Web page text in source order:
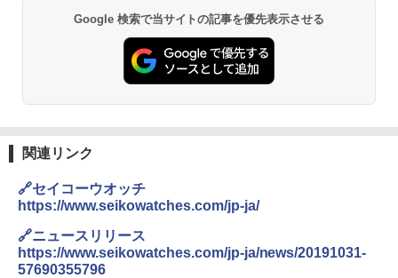
DEWEL パラソル 大型 ビーチ アウトドアパ
防水 UVカット 4段階高さ調整 軽量 収納袋付
き
秒）射程5～10m 安全ロック搭載 携帯収納袋
付き ヒグマ・イノシシ対策 自治体・教育機
防災用品 長期保存可能 緊急時用 日本国内発
送
Google 検索で当サイトの記事を優先表示させる
関連リンク
🔗セイコーウオッチ
https://www.seikowatches.com/jp-ja/
🔗ニュースリリース
https://www.seikowatches.com/jp-ja/news/20191031-
57690355796